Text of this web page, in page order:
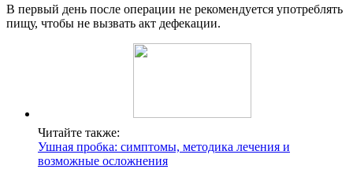
В первый день после операции не рекомендуется употреблять
пищу, чтобы не вызвать акт дефекации.
Читайте также:
Ушная пробка: симптомы, методика лечения и
возможные осложнения